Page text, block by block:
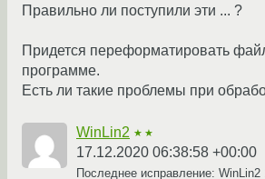
Правильно ли поступили эти ... ?
Придется переформатировать
программе.
Есть ли такие проблемы при
WinLin2 ★★
17.12.2020 06:38:58 +00:00
Последнее исправление: WinLin2